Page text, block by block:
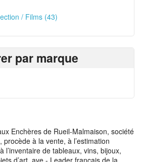
/ Films (43)
par marque
Enchères de Rueil-Malmaison, société
à la vente, à l’estimation
l’inventaire de tableaux, vins, bijoux,
d’art. ave - Leader français de la